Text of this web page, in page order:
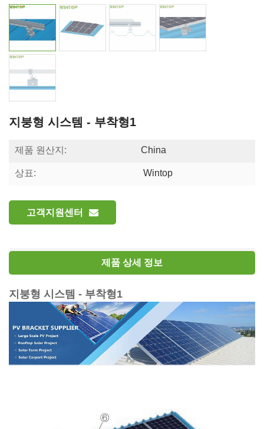
지붕형 시스템 - 부착형1
제품 원산지: China
상표: Wintop
고객지원센터
제품 상세 정보
지붕형 시스템 - 부착형1